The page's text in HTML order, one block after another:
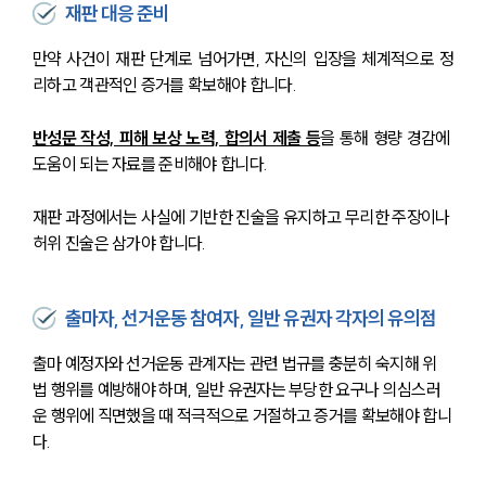
재판 대응 준비
만약 사건이 재판 단계로 넘어가면, 자신의 입장을 체계적으로 정
리하고 객관적인 증거를 확보해야 합니다.
반성문 작성, 피해 보상 노력, 합의서 제출 등을 통해 형량 경감에
도움이 되는 자료를 준비해야 합니다.
재판 과정에서는 사실에 기반한 진술을 유지하고 무리한 주장이나
허위 진술은 삼가야 합니다.
출마자, 선거운동 참여자, 일반 유권자 각자의 유의점
출마 예정자와 선거운동 관계자는 관련 법규를 충분히 숙지해 위
법 행위를 예방해야 하며, 일반 유권자는 부당한 요구나 의심스러
운 행위에 직면했을 때 적극적으로 거절하고 증거를 확보해야 합니
다.